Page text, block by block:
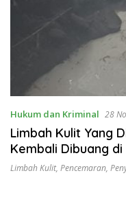
Hukum dan Kriminal 28
Limbah Kulit Yang
Kembali Dibuang di
Limbah Kulit, Pencemaran,